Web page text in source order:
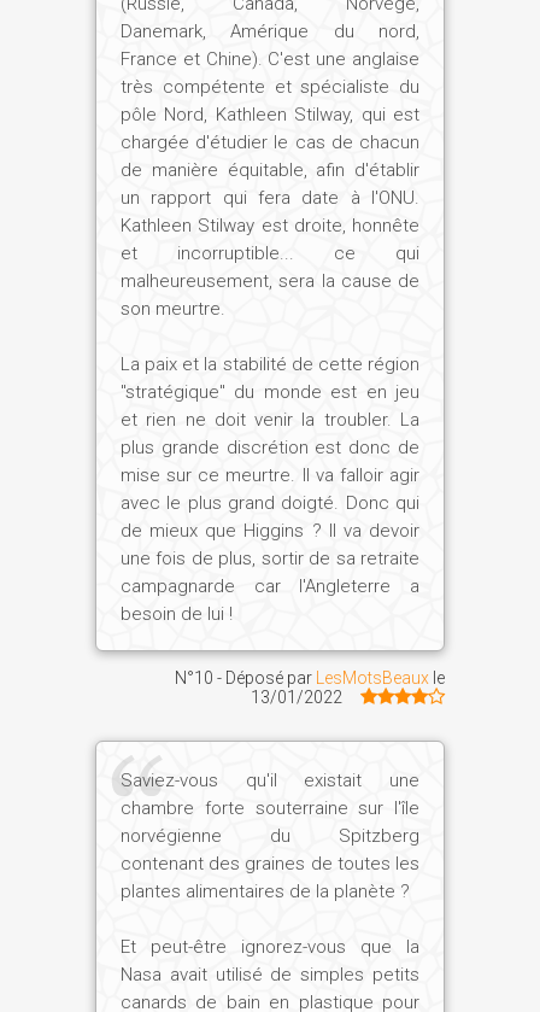
Danemark, Amérique du nord,
France et Chine). C'est une anglaise
très compétente et spécialiste du
pôle Nord, Kathleen Stilway, qui est
chargée d'étudier le cas de chacun
de manière équitable, afin d'établir
un rapport qui fera date à l'ONU.
Kathleen Stilway est droite, honnête
et incorruptible... ce qui
malheureusement, sera la cause de
son meurtre.
La paix et la stabilité de cette région
"stratégique" du monde est en jeu
et rien ne doit venir la troubler. La
plus grande discrétion est donc de
mise sur ce meurtre. Il va falloir agir
avec le plus grand doigté. Donc qui
de mieux que Higgins ? Il va devoir
une fois de plus, sortir de sa retraite
campagnarde car l'Angleterre a
besoin de lui !
N°10 - Déposé par LesMotsBeaux le
13/01/2022
Saviez-vous qu'il existait une
chambre forte souterraine sur l'île
norvégienne du Spitzberg
contenant des graines de toutes les
plantes alimentaires de la planète ?
Et peut-être ignorez-vous que la
Nasa avait utilisé de simples petits
canards de bain en plastique pour